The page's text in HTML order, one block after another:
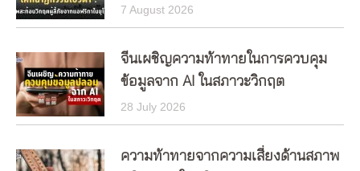
7 August 2026
จีนเผชิญความท้าทายในการควบคุม
ข้อมูลจาก AI ในสภาวะวิกฤต
28 July 2026
ความท้าทายจากความเสี่ยงด้านสภาพ